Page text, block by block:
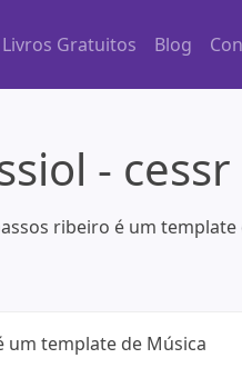
Livros Gratuitos Blog
-
ribeiro é um
um template de Música